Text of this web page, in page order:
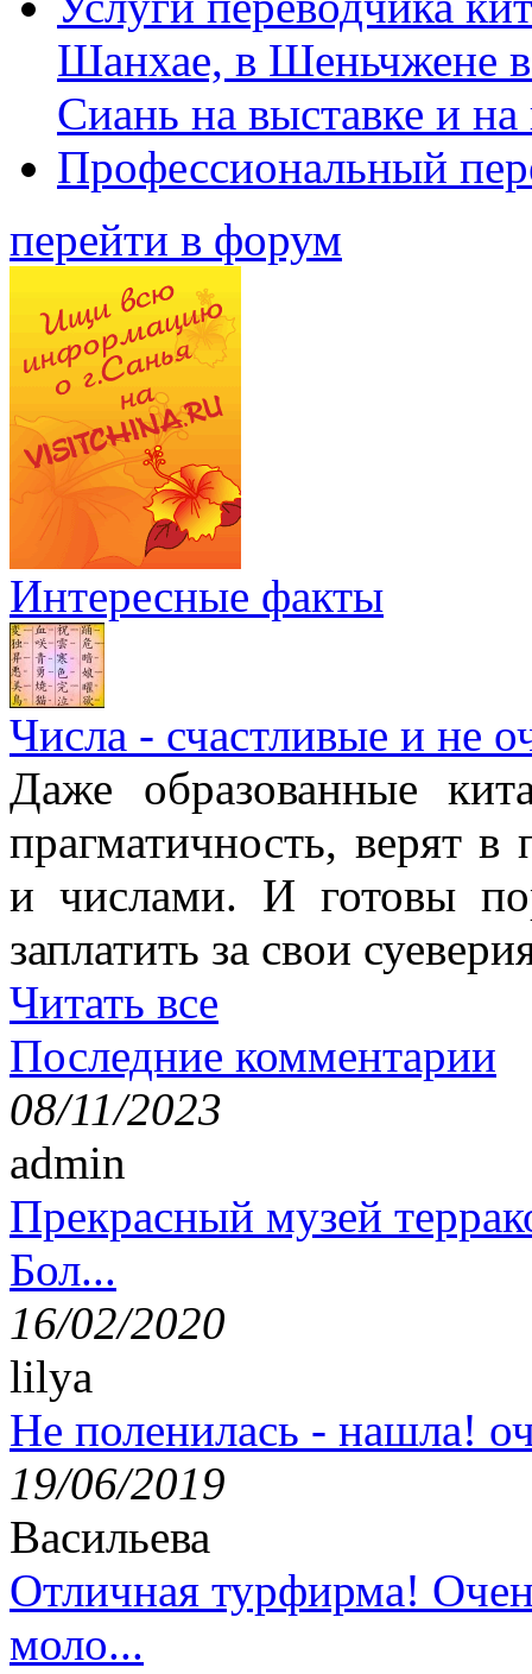
Шанхае, в Шеньчжене
Сиань на выставке и
Профессиональный
перейти в форум
Интересные факты
Числа - счастливые и не
Даже образованные
прагматичность, верят
и числами. И готовы
заплатить за свои
Читать все
Последние комментарии
08/11/2023
admin
Прекрасный музей
Бол...
16/02/2020
lilya
Не поленилась - нашла!
19/06/2019
Васильева
Отличная турфирма!
моло...